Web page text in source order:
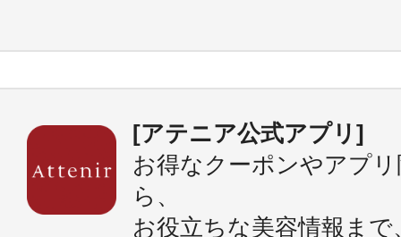
[アテニア公式アプリ]
お得なクーポンやアプ
ら、
お役立ちな美容情報まで